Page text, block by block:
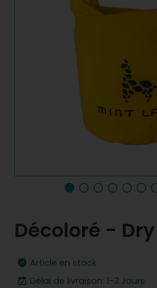
Décoloré -
Article en stock
Délai de livraison: 1-3 Jours